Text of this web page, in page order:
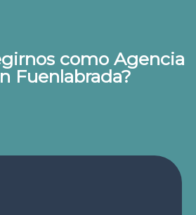
como Agencia
Fuenlabrada?